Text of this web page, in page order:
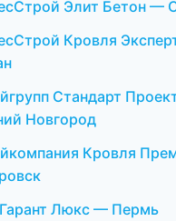
Элит Бетон —
Кровля
Стандарт
Новгород
Кровля
Люкс — Пермь